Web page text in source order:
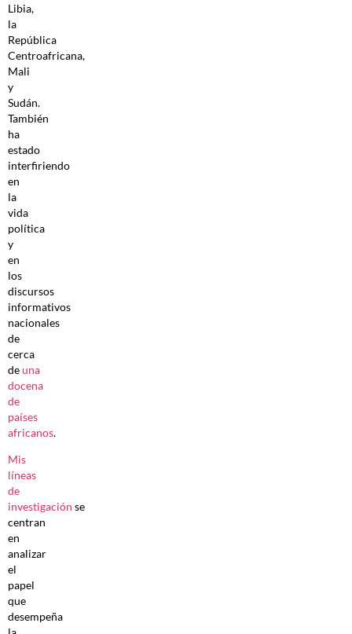
Libia,
la
República
Centroafricana,
Mali
y
Sudán.
También
ha
estado
interfiriendo
en
la
vida
política
y
en
los
discursos
informativos
nacionales
de
cerca
deuna
docena
de
países
africanos.
Mis
líneas
de
investigación se
centran
en
analizar
el
papel
que
desempeña